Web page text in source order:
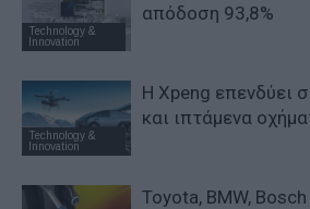
Technology &
Innovation
απόδοση 93,8%
Technology &
Innovation
Η Xpeng επενδύει
και ιπτάμενα
Toyota, BMW,